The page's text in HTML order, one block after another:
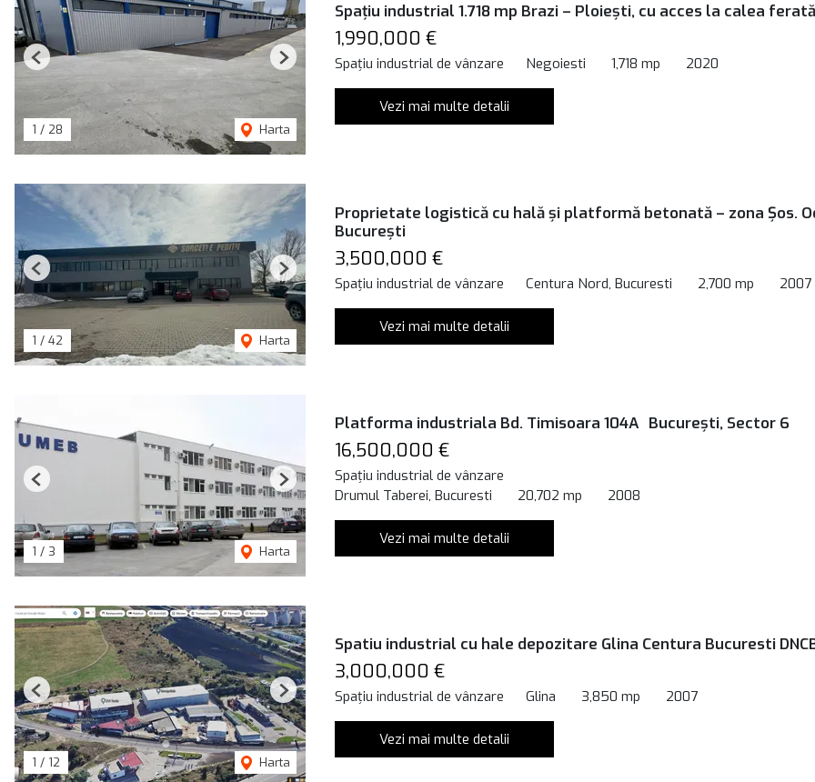
1 / 28 Harta
Previous Next
Spațiu industrial 1.718 mp Brazi – Ploiești, cu acces la calea ferată
1,990,000 €
Spațiu industrial de vânzare Negoiesti 1,718 mp 2020
Vezi mai multe detalii
1 / 42 Harta
Previous Next
Proprietate logistică cu hală și platformă betonată – zona Șos.
București
3,500,000 €
Spațiu industrial de vânzare Centura Nord, Bucuresti 2,700 mp 2007
Vezi mai multe detalii
1 / 3 Harta
Previous Next
Platforma industriala Bd. Timisoara 104A București, Sector 6
16,500,000 €
Spațiu industrial de vânzare
Drumul Taberei, Bucuresti
20,702 mp 2008
Vezi mai multe detalii
1 / 12 Harta
Previous Next
Spatiu industrial cu hale depozitare Glina Centura Bucuresti
3,000,000 €
Spațiu industrial de vânzare Glina 3,850 mp 2007
Vezi mai multe detalii